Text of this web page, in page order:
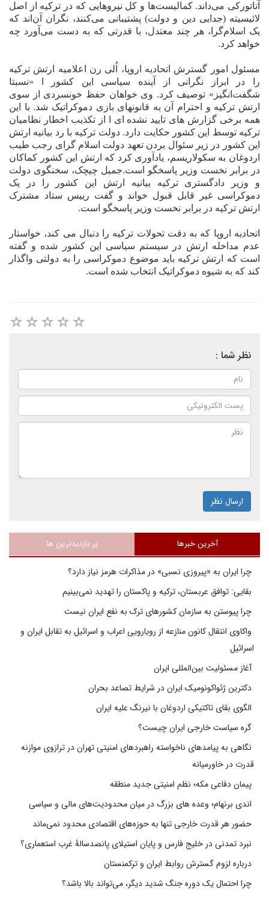
آتاتورکی می‌داند. کمالیست‌ها و کل نیروهایی که در ترکیه از اصل
لائیسیته (جدایی دین و دولت) پشتیبانی می‌کنند، نگران آن‌اند که
یک اسلام‌گرا، هر چند معتدل، با قدرتی که به دست می‌آورد چه
خواهد کرد.
مسئول امور گسترش اتحادیه اروپا، اُلی رن اعلامیه‌ ارتش ترکیه
را در ابراز نگرانی از آینده سیاسی این کشور ا «نسبتا
شگفت‌انگیز» توصیف کرد. وی خواهان حفظ خونسردی از سوی
ارتش ترکیه و احترام آن به قانونهای بازی دموکراتیک شد. با این
همه برخی گزارش های تایید نشده ای ا از تکذیب اخطار نظامیان
ترکیه توسط این کشور حکایت دارد. دولت ترکیه با رد بیانیه ارتش
این کشور در زیر سئوال بردن تعهد دولت اسلام گرای رجب طیب
اردوغان به سکولاریسم، یادآوری کرد که ارتش این کشور کماکان
در برابر نخست وزیر پاسخگو است.جمیل چیچک، سخنگوی دولت
و وزیر دادگستری ترکیه بیانیه ارتش این کشور را در یک
دموکراسی غیر قابل قبول خواند و گفت رییس ستاد مشترک
ارتش ترکیه در برابر نخست وزیر پاسخگو است.
اتحادیه اروپا که به دقت تحولات ترکیه را دنبال می کند، خواستار
عدم مداخله ارتش در سیستم سیاسی این کشور شده و گفته
است که ارتش ترکیه باید موضوع دموکراسی را به دولتی واگذار
کند که به شیوه دموکراتیک انتخاب شده است.
نظر شما :
ارسال نظر
آخرین خبرها پر بازدیدترین ها
چرا ایران به «پیروزی نسبی» در مذاکرات هرمز نیاز دارد؟
بقایی: توافق عربستان، ترکیه و پاکستان را تهدید نمی‌بینیم
چرا پیوستن به سازمان کشورهای ترک به نفع ایران نیست
واکاوی انتقال کانون منازعه از رویارویی اعراب و اسرائیل به تقابل ایران و
اسرائیل
آغاز مسئولیت بین‌المللی ایران
دکترین ژئواکونومیک ایران در شرایط تصاعد بحران
الگوی بقای تاکتیکی اردوغان با نیرنگ علیه ایران
گره سیاست خارجی ایران چیست؟
نگاهی به پیامدهای ناخواسته راهبردهای امنیتی تهران در ترازوی موازنه
قدرت در خاورمیانه
پیمان دفاعی مکه؛ نظم امنیتی جدید منطقه
اندی برنهام؛ وعده های بزرگ در میان محدودیت‌های مالی و سیاسی
حضور هر قدرت خارجی تنها به حوزه‌های اقتصادی محدود نمی‌ماند
نبرد تمدنی در خلیج فارس و پایان استیلای پانصدسالۀ غرب استعماری؟
درباره لزوم گسترش روابط ایران و ترکمنستان
چرا احتمال یک دوره جنگ شدید دیگر، می‌تواند بالا باشد؟